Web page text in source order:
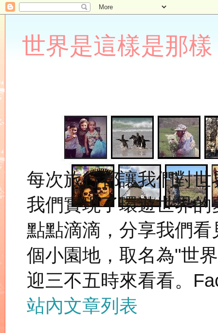
世界是這樣是那樣
每次旅行都讓我們對
我們實現了環遊世界
點點滴滴，分享我們
個小園地，取名為"世
迎三不五時來看看。
站內文章列表